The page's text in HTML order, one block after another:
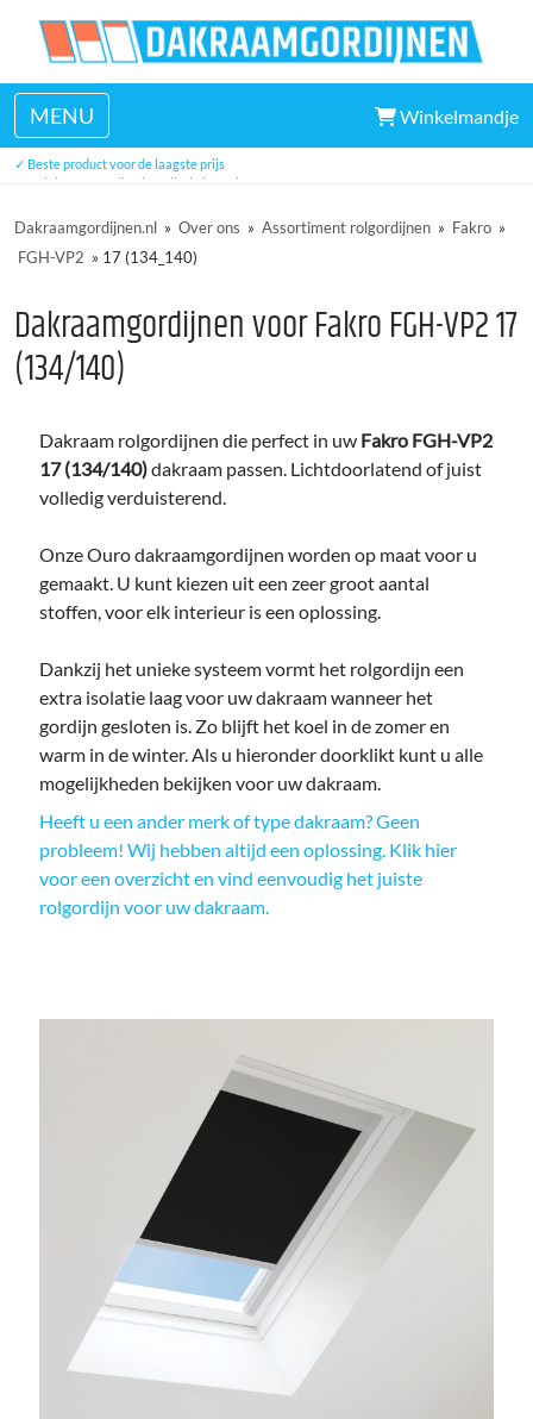
MENU Winkelmandje
✓ Veel uit voorraad leverbaar
✓ Beste product voor de laagste prijs
✓ Unieke eenvoudige installatie in 5 minuten
Dakraamgordijnen.nl » Over ons » Assortiment rolgordijnen » Fakro »
FGH-VP2 » 17 (134_140)
Dakraamgordijnen voor Fakro FGH-VP2 17
(134/140)
Dakraam rolgordijnen die perfect in uw Fakro FGH-VP2
17 (134/140)dakraam passen. Lichtdoorlatend of juist
volledig verduisterend.
Onze Ouro dakraamgordijnen worden op maat voor u
gemaakt. U kunt kiezen uit een zeer groot aantal
stoffen, voor elk interieur is een oplossing.
Dankzij het unieke systeem vormt het rolgordijn een
extra isolatie laag voor uw dakraam wanneer het
gordijn gesloten is. Zo blijft het koel in de zomer en
warm in de winter. Als u hieronder doorklikt kunt u alle
mogelijkheden bekijken voor uw dakraam.
Heeft u een ander merk of type dakraam? Geen
probleem! Wij hebben altijd een oplossing. Klik hier
voor een overzicht en vind eenvoudig het juiste
rolgordijn voor uw dakraam.